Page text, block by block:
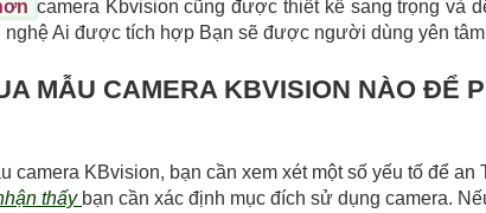
camera Kbvision cũng được thiết kế sang trọng và
nghệ Ai được tích hợp Bạn sẽ được người dùng yên
MẪU CAMERA KBVISION NÀO ĐỂ
camera KBvision, bạn cần xem xét một số yếu tố để
thấy bạn cần xác định mục đích sử dụng camera.